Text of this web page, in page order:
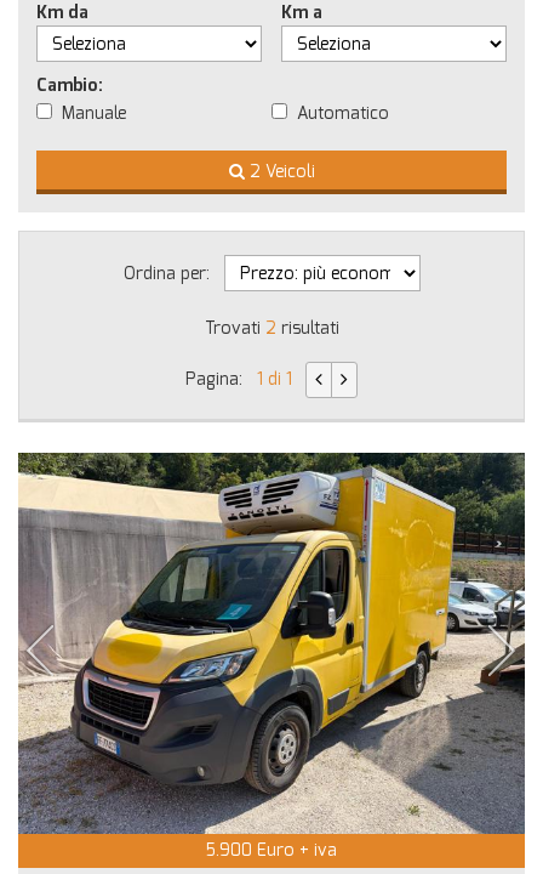
Km da Km a
Cambio:
Manuale
Automatico
2 Veicoli
Ordina per:
Trovati 2 risultati
Pagina: 1 di 1
5.900 Euro + iva